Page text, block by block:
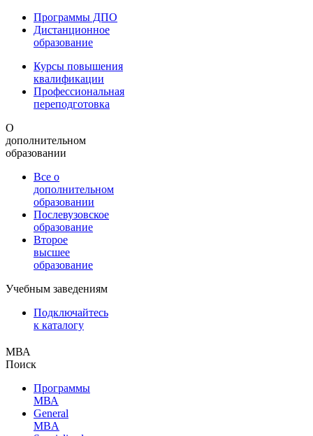
Программы ДПО
Дистанционное
образование
Курсы повышения
квалификации
Профессиональная
переподготовка
О
дополнительном
образовании
Все о
дополнительном
образовании
Послевузовское
образование
Второе
высшее
образование
Учебным заведениям
Подключайтесь
к каталогу
МВА
Поиск
Программы
МВА
General
MBA